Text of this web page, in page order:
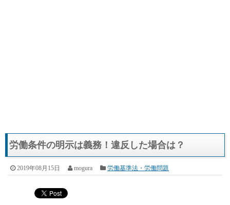
労働条件の明示は義務！違反した場合は？
2019年08月15日 mogura 労働基準法・労働問題